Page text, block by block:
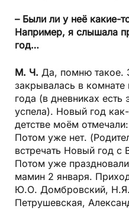
– Были ли у неё какие-
Например, я слышала
год…
М. Ч. Да, помню такое.
закрывалась в комнате
года (в дневниках есть
успела). Новый год
детстве моём
Потом уже нет.
встречать Новый год
Потом уже
мамин 2 января.
Ю.О. Домбровский,
Петрушевская,